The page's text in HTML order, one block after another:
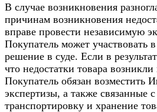
В случае возникновения
причинам возникновения
вправе провести независимую
Покупатель может участвовать
решение в суде. Если в
что недостатки товара
Покупатель обязан возместить
экспертизы, а также связанные
транспортировку и хранение